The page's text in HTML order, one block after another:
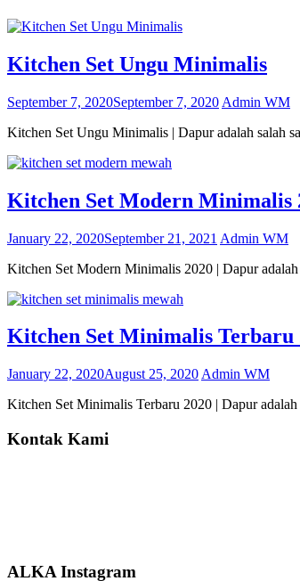
Kitchen Set Ungu Minimalis
September 7, 2020September 7, 2020 Admin WM
Kitchen Set Ungu Minimalis | Dapur adalah salah
Kitchen Set Modern Minimalis
January 22, 2020September 21, 2021 Admin WM
Kitchen Set Modern Minimalis 2020 | Dapur
Kitchen Set Minimalis Terbaru
January 22, 2020August 25, 2020 Admin WM
Kitchen Set Minimalis Terbaru 2020 | Dapur
Kontak Kami
ALKA Instagram